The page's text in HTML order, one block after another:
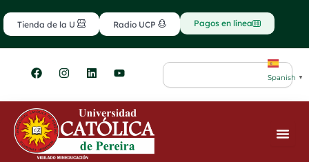
al
contenido
Tienda de la U Radio UCP Pagos en línea
F
a
e
b
o
o
k
I
n
t
g
r
m
L
i
k
e
d
i
n
Y
o
t
u
b
e
Search
Spanish ▼